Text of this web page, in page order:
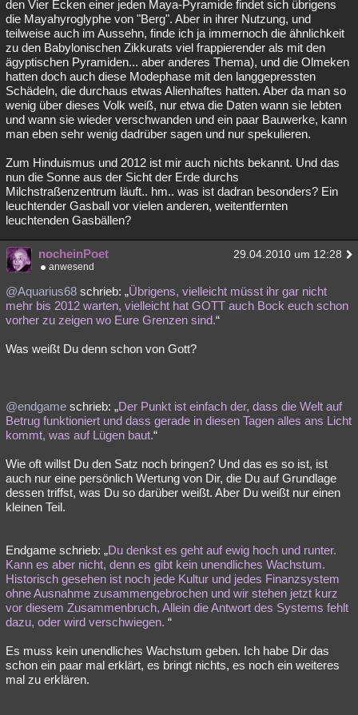
den Vier Ecken einer jeden Maya-Pyramide findet sich übrigens
die Mayahyroglyphe von "Berg". Aber in ihrer Nutzung, und
teilweise auch im Aussehn, finde ich ja immernoch die ähnlichkeit
zu den Babylonischen Zikkurats viel frappierender als mit den
ägyptischen Pyramiden... aber anderes Thema), und die Olmeken
hatten doch auch diese Modephase mit den langgepressten
Schädeln, die durchaus etwas Alienhaftes hatten. Aber da man so
wenig über dieses Volk weiß, nur etwa die Daten wann sie lebten
und wann sie wieder verschwanden und ein paar Bauwerke, kann
man eben sehr wenig dadrüber sagen und nur spekulieren.
Zum Hinduismus und 2012 ist mir auch nichts bekannt. Und das
nun die Sonne aus der Sicht der Erde durchs
Milchstraßenzentrum läuft.. hm.. was ist dadran besonders? Ein
leuchtender Gasball vor vielen anderen, weitentfernten
leuchtenden Gasbällen?
nocheinPoet 29.04.2010 um 12:28
anwesend
@Aquarius68 schrieb: „Übrigens, vielleicht müsst ihr gar nicht
mehr bis 2012 warten, vielleicht hat GOTT auch Bock euch schon
vorher zu zeigen wo Eure Grenzen sind.“
Was weißt Du denn schon von Gott?
@endgame schrieb: „Der Punkt ist einfach der, dass die Welt auf
Betrug funktioniert und dass gerade in diesen Tagen alles ans Licht
kommt, was auf Lügen baut.“
Wie oft willst Du den Satz noch bringen? Und das es so ist, ist
auch nur eine persönlich Wertung von Dir, die Du auf Grundlage
dessen triffst, was Du so darüber weißt. Aber Du weißt nur einen
kleinen Teil.
Endgame schrieb: „Du denkst es geht auf ewig hoch und runter.
Kann es aber nicht, denn es gibt kein unendliches Wachstum.
Historisch gesehen ist noch jede Kultur und jedes Finanzsystem
ohne Ausnahme zusammengebrochen und wir stehen jetzt kurz
vor diesem Zusammenbruch, Allein die Antwort des Systems fehlt
dazu, oder wird verschwiegen. “
Es muss kein unendliches Wachstum geben. Ich habe Dir das
schon ein paar mal erklärt, es bringt nichts, es noch ein weiteres
mal zu erklären.